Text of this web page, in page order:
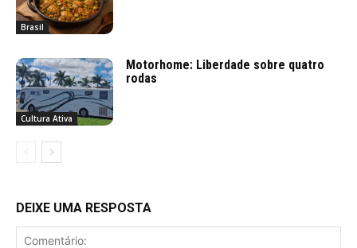
Brasil
Cultura Ativa
Motorhome: Liberdade sobre quatro
rodas
DEIXE UMA RESPOSTA